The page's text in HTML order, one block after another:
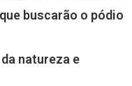
buscarão o pódio
natureza e